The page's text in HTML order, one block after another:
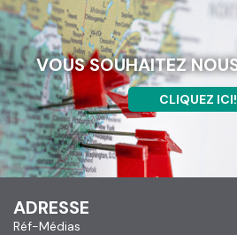
VOUS SOUHAITEZ
CLIQUEZ ICI!
ADRESSE
Réf-Médias